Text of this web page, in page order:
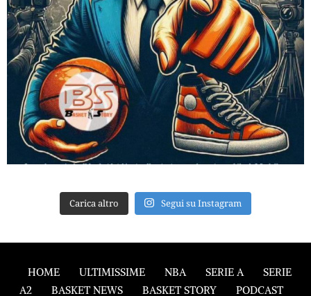
Carica altro Segui su Instagram
HOME ULTIMISSIME NBA SERIE A
SERIE
A2
BASKET NEWS BASKET STORY PODCAST